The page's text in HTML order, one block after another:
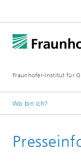
Fraunhofer-Institut für
Wo bin ich?
Presse / News